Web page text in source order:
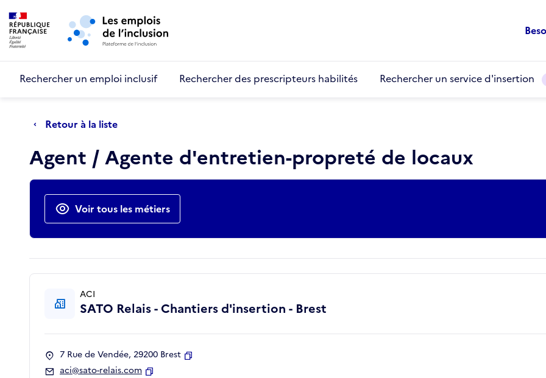
Aller au menu principal
Rechercher un emploi inclusif Rechercher des prescripteurs habilités Rechercher un service d'insertion
Retour à la liste
Agent / Agente d'entretien-propreté de locaux
Actions rapides
Voir tous les métiers
ACI
SATO Relais - Chantiers d'insertion - Brest
7 Rue de Vendée, 29200 Brest
aci@sato-relais.com